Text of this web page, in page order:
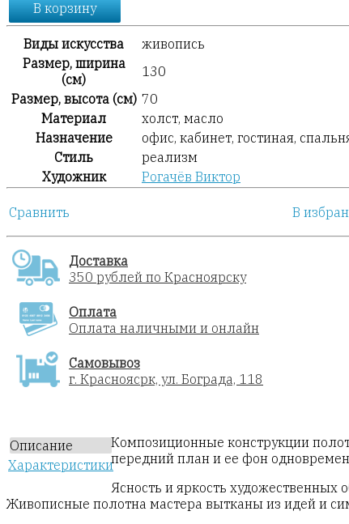
В корзину
Виды искусства
живопись
Размер, ширина
(см)
130
Размер, высота (см) 70
Материал
холст, масло
Назначение
офис, кабинет, гостиная,
Стиль
реализм
Художник
Рогачёв Виктор
Сравнить В
Доставка
350 рублей по Красноярску
Оплата
Оплата наличными и онлайн
Самовывоз
г. Красноясрк, ул. Бограда, 118
Описание
Характеристики
Композиционные конструкции
передний план и ее фон
Ясность и яркость художественных
Живописные полотна мастера вытканы из идей и